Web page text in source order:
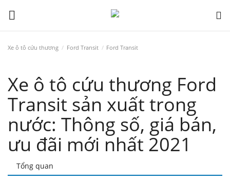
Xe ô tô cứu thương
Yêu cầu báo giá
Liên hệ
Tin tức
Xe ô tô cứu thương Ford Transit Ford Transit
Xe ô tô cứu thương Ford
Transit sản xuất trong
nước: Thông số, giá bán,
ưu đãi mới nhất 2021
Tổng quan